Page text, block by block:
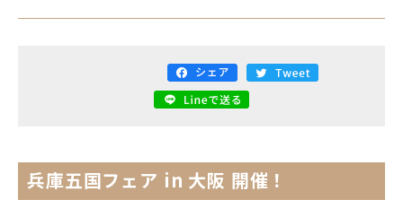
兵庫五国フェア in 大阪 開催！